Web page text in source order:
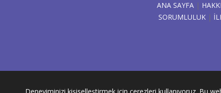
ANA SAYFA |
SORUMLULUK|